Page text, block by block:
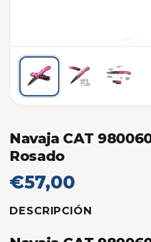
Navaja CAT
Rosado
€57,00
DESCRIPCIÓN